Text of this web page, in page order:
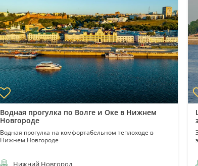
Водная прогулка по Волге и Оке в Нижнем
Новгороде
Водная прогулка на комфортабельном теплоходе в
Нижнем Новгороде
Нижний Новгород